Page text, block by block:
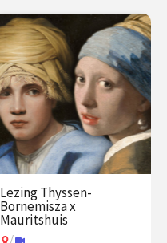
Lezing Thyssen-
Bornemisza x
Mauritshuis​